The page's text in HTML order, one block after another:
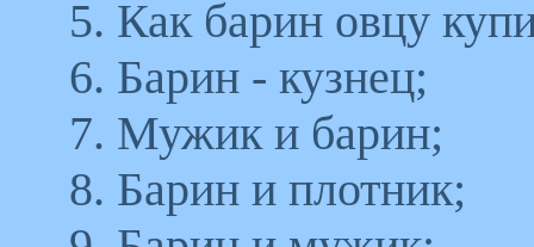
5. Как барин овцу
6. Барин - кузнец;
7. Мужик и барин;
8. Барин и плотник;